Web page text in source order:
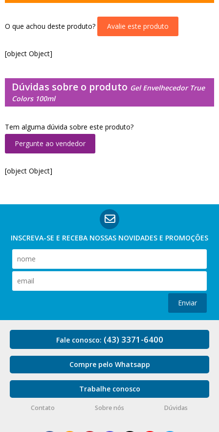
O que achou deste produto? Avalie este produto
[object Object]
Dúvidas sobre o produto Gel Envelhecedor True
Colors 100ml
Tem alguma dúvida sobre este produto?
Pergunte ao vendedor
[object Object]
INSCREVA-SE E RECEBA NOSSAS NOVIDADES E PROMOÇÕES
Enviar
Fale conosco: (43) 3371-6400
Compre pelo Whatsapp
Trabalhe conosco
Contato Sobre nós Dúvidas